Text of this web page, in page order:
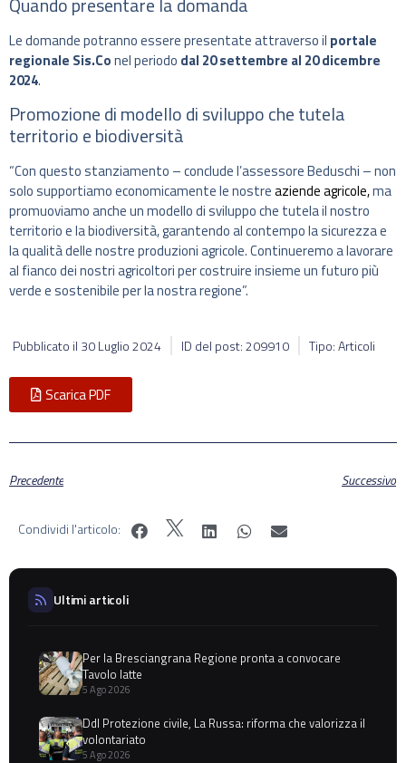
Le domande potranno essere presentate attraverso il portale
regionale Sis.Conel periodo dal 20 settembre al 20 dicembre
2024.
Promozione di modello di sviluppo che tutela
territorio e biodiversità
“Con questo stanziamento – conclude l’assessore Beduschi – non
solo supportiamo economicamente le nostreaziende agricole,ma
promuoviamo anche un modello di sviluppo che tutela il nostro
territorio e la biodiversità, garantendo al contempo la sicurezza e
la qualità delle nostre produzioni agricole. Continueremo a lavorare
al fianco dei nostri agricoltori per costruire insieme un futuro più
verde e sostenibile per la nostra regione”.
Pubblicato il 30 Luglio 2024 ID del post: 209910 Tipo: Articoli
Scarica PDF
Precedente Successivo
Condividi l'articolo:
Ultimi articoli
Per la Bresciangrana Regione pronta a convocare
Tavolo latte
5 Ago 2026
Ddl Protezione civile, La Russa: riforma che valorizza il
volontariato
5 Ago 2026